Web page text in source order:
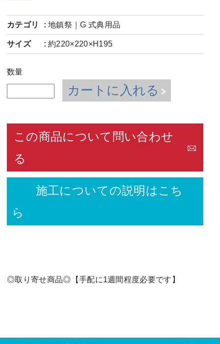
カテゴリ 地鎮祭 ｜G 式典用品
サイズ 約220×220×H195
数量
カートに入れる
この商品について問い合わせ
る
施工についての説明はこち
ら
◎取り寄せ商品◎【手配に1週間程度必要です】